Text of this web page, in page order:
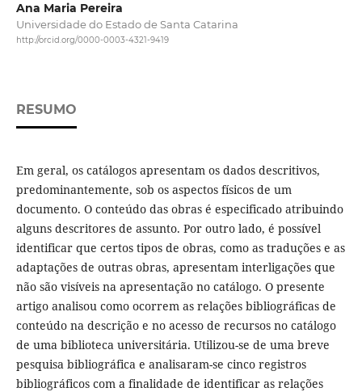
Ana Maria Pereira
Universidade do Estado de Santa Catarina
http://orcid.org/0000-0003-4321-9419
RESUMO
Em geral, os catálogos apresentam os dados descritivos,
predominantemente, sob os aspectos físicos de um
documento. O conteúdo das obras é especificado atribuindo
alguns descritores de assunto. Por outro lado, é possível
identificar que certos tipos de obras, como as traduções e as
adaptações de outras obras, apresentam interligações que
não são visíveis na apresentação no catálogo. O presente
artigo analisou como ocorrem as relações bibliográficas de
conteúdo na descrição e no acesso de recursos no catálogo
de uma biblioteca universitária. Utilizou-se de uma breve
pesquisa bibliográfica e analisaram-se cinco registros
bibliográficos com a finalidade de identificar as relações